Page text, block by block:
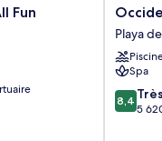
Fun
at
Xcaret
-
All
Inclusive
Playa
Spa
8.4
sur
8,4
5